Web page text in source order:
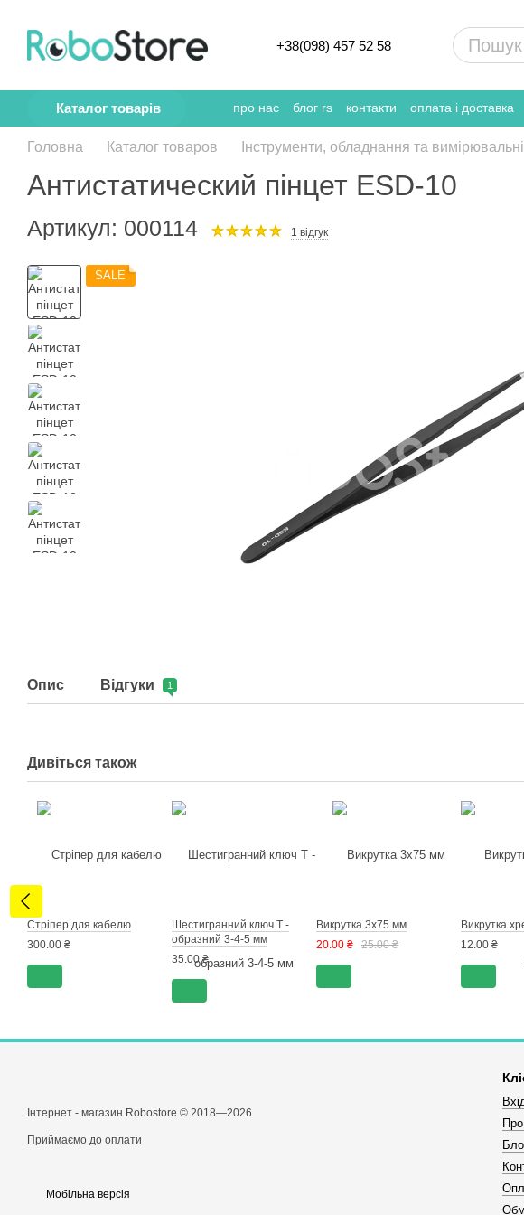
+38(098) 457 52 58
Каталог товарів про нас блог rs контакти оплата і доставка
Головна Каталог товаров Інструменти, обладнання та
Антистатический пінцет ESD-10
Артикул: 000114 1 відгук
SALE
Опис Відгуки 1
Дивіться також
Стріпер для кабелю
300.00 ₴
Шестигранний ключ Т -
образний 3-4-5 мм
35.00 ₴
Викрутка 3х75 мм
20.00 ₴
25.00 ₴
Викрутка
12.00 ₴
Інтернет - магазин Robostore © 2018—2026
Приймаємо до оплати
Мобільна версія